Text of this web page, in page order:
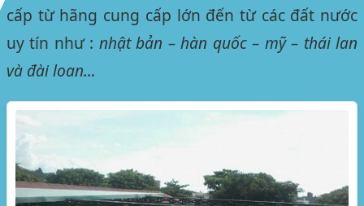
cấp từ hãng cung cấp lớn đến từ các đất nước
uy tín như : nhật bản – hàn quốc – mỹ – thái lan
và đài loan…